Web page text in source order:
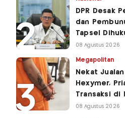
DPR Desak
dan
Tapsel
08 Agustus 2026
Megapolitan
Nekat
Hexymer,
Transaksi di
08 Agustus 2026